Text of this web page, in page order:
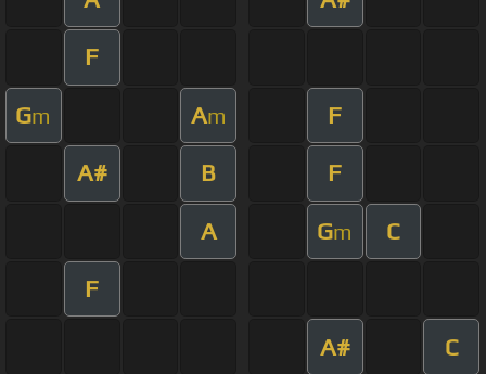
F
Gm Am F
A# B F
A Gm C
F
A# C